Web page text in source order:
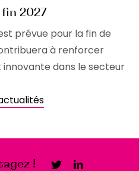
2027
prévue pour la fin de
à renforcer
dans le secteur
!